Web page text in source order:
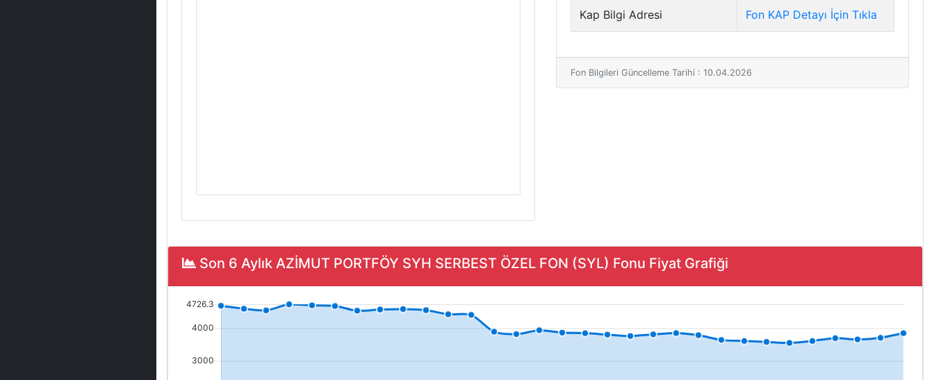
Kap Bilgi Adresi Fon KAP Detayı İçin Tıkla
Fon Bilgileri Güncelleme Tarihi : 10.04.2026
Son 6 Aylık AZİMUT PORTFÖY SYH SERBEST ÖZEL FON (SYL) Fonu Fiyat Grafiği